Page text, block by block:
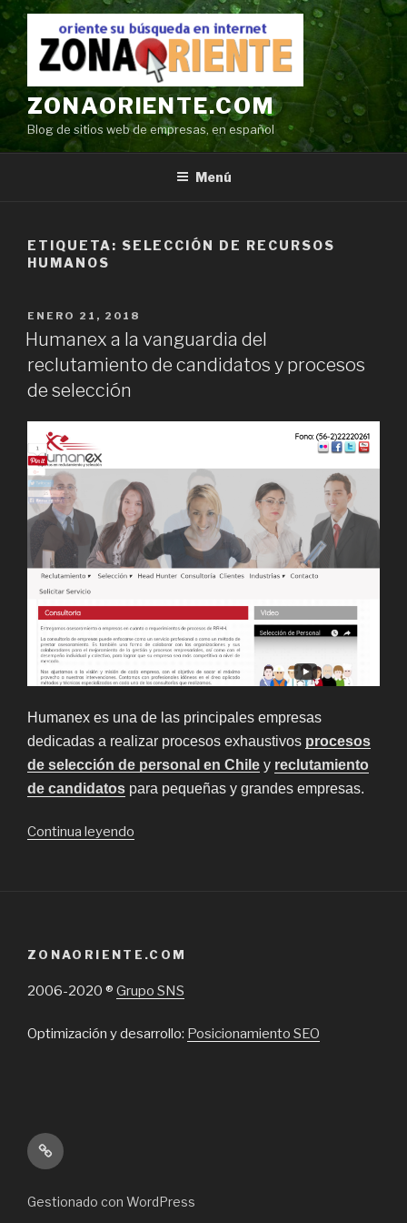
Ir
contenido
ZONAORIENTE.COM
Blog de sitios web de empresas, en español
Menú
ETIQUETA: SELECCIÓN DE RECURSOS
HUMANOS
POSTED
ON
ENERO 21, 2018
Humanex a la vanguardia del
reclutamiento de candidatos y procesos
de selección
Humanex es una de las principales empresas
dedicadas a realizar procesos exhaustivos procesos
de selección de personal en Chile y reclutamiento
de candidatos para pequeñas y grandes empresas.
Continua leyendo
de
candidatos
procesos
ZONAORIENTE.COM
2006-2020 ® Grupo SNS
Optimización y desarrollo: Posicionamiento SEO
Inicio
Gestionado con WordPress